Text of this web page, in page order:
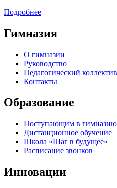
Подробнее
Гимназия
О гимназии
Руководство
Педагогический коллектив
Контакты
Образование
Поступающим в гимназию
Дистанционное обучение
Школа «Шаг в будущее»
Расписание звонков
Инновации